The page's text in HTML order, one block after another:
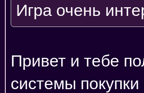
Игра очень
Привет и тебе
системы